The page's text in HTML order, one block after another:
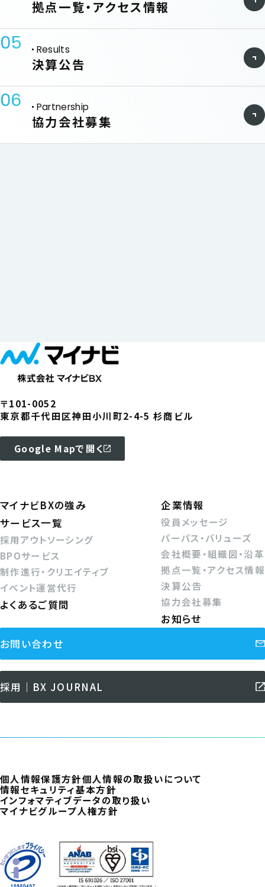
拠点一覧・アクセス情報
05 Results
決算公告
06 Partnership
協力会社募集
〒101-0052
東京都千代田区神田小川町2-4-5 杉商ビル
Google Mapで開く
マイナビBXの強み
サービス一覧
採用アウトソーシング
BPOサービス
制作進行・クリエイティブ
イベント運営代行
よくあるご質問
企業情報
役員メッセージ
パーパス・バリューズ
会社概要・組織図・沿革
拠点一覧・アクセス情報
決算公告
協力会社募集
お知らせ
お問い合わせ
採用｜BX JOURNAL
個人情報保護方針個人情報の取扱いについて
情報セキュリティ基本方針
インフォマティブデータの取り扱い
マイナビグループ人権方針